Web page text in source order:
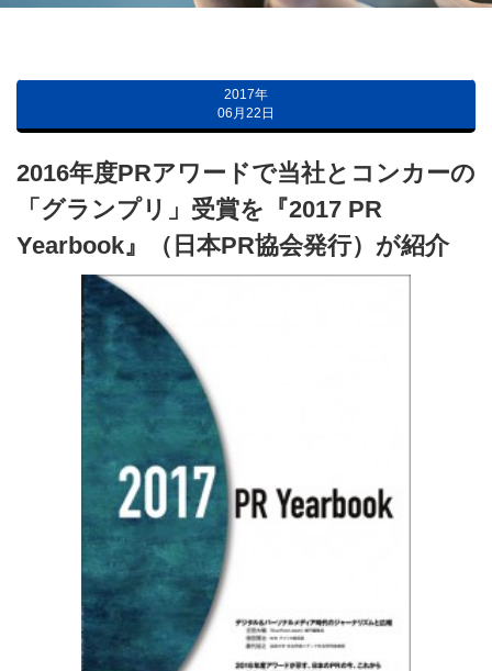
2017年
06月22日
2016年度PRアワードで当社とコンカーの
「グランプリ」受賞を『2017 PR
Yearbook』（日本PR協会発行）が紹介